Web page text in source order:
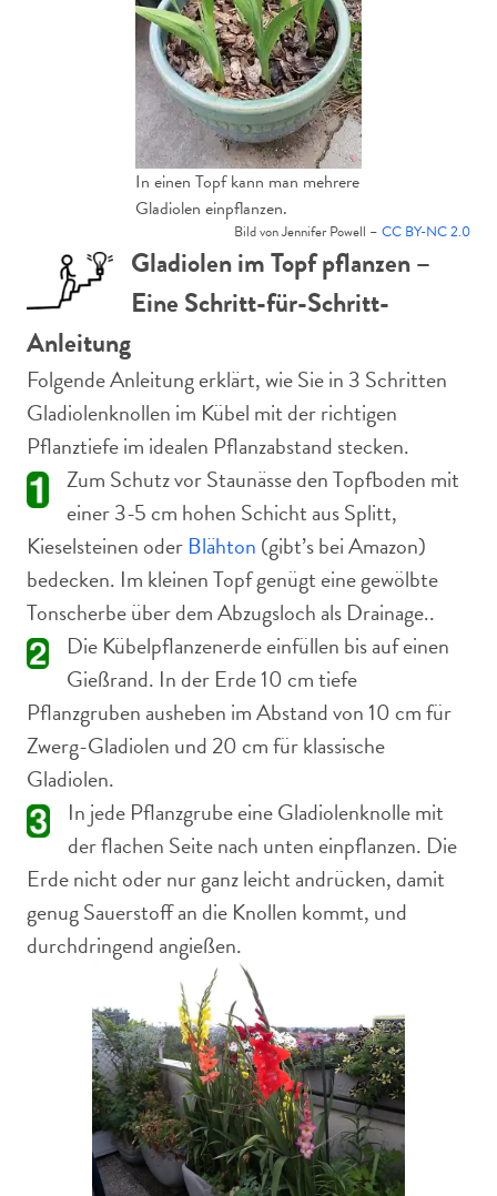
In einen Topf kann man mehrere
Gladiolen einpflanzen.
Bild von Jennifer Powell – CC BY-NC 2.0
Gladiolen im Topf pflanzen –
Eine Schritt-für-Schritt-
Anleitung
Folgende Anleitung erklärt, wie Sie in 3 Schritten
Gladiolenknollen im Kübel mit der richtigen
Pflanztiefe im idealen Pflanzabstand stecken.
Zum Schutz vor Staunässe den Topfboden mit
einer 3-5 cm hohen Schicht aus Splitt,
Kieselsteinen oder Blähton (gibt’s bei Amazon)
bedecken. Im kleinen Topf genügt eine gewölbte
Tonscherbe über dem Abzugsloch als Drainage..
Die Kübelpflanzenerde einfüllen bis auf einen
Gießrand. In der Erde 10 cm tiefe
Pflanzgruben ausheben im Abstand von 10 cm für
Zwerg-Gladiolen und 20 cm für klassische
Gladiolen.
In jede Pflanzgrube eine Gladiolenknolle mit
der flachen Seite nach unten einpflanzen. Die
Erde nicht oder nur ganz leicht andrücken, damit
genug Sauerstoff an die Knollen kommt, und
durchdringend angießen.